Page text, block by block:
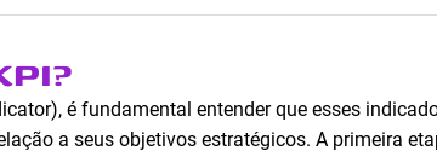
é fundamental entender que esses
a seus objetivos estratégicos. A primeira